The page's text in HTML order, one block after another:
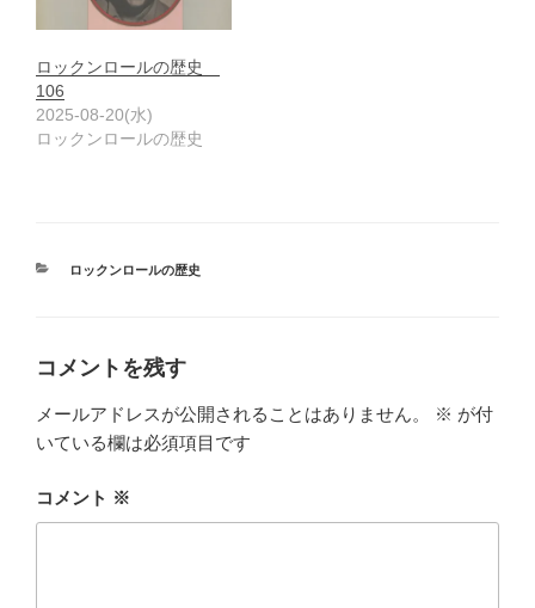
ロックンロールの歴史
106
2025-08-20(水)
ロックンロールの歴史
カ
ロックンロールの歴史
コメントを残す
メールアドレスが公開されることはありません。 ※ が付
いている欄は必須項目です
コメント ※